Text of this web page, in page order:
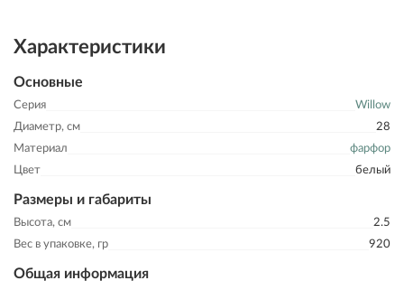
Характеристики
Основные
Серия
Willow
Диаметр, см
28
Материал
фарфор
Цвет
белый
Размеры и габариты
Высота, см
2.5
Вес в упаковке, гр
920
Общая информация